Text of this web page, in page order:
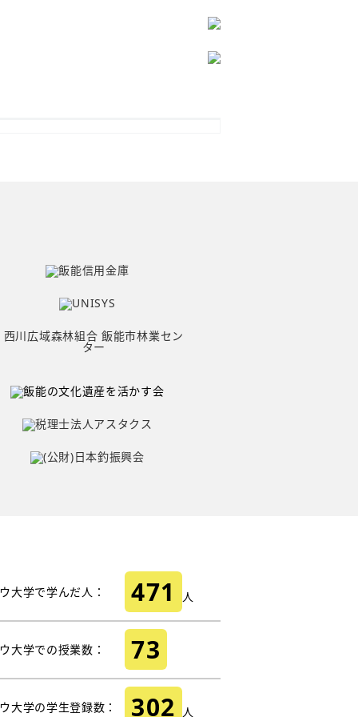
大学で学んだ人： 471 人
大学での授業数： 73
大学の学生登録数： 302 人